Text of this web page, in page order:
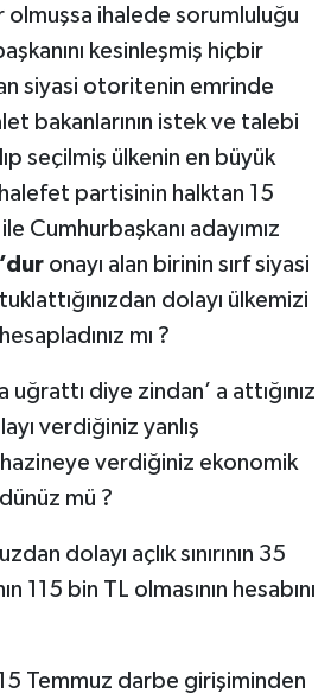
olmuşsa ihalede sorumluluğu
kesinleşmiş hiçbir
siyasi otoritenin emrinde
bakanlarının istek ve talebi
seçilmiş ülkenin en büyük
partisinin halktan 15
Cumhurbaşkanı adayımız
onayı alan birinin sırf siyasi
dolayı ülkemizi
mı ?
uğrattı diye zindan’ a attığınız
verdiğiniz yanlış
verdiğiniz ekonomik
mü ?
dolayı açlık sınırının 35
115 bin TL olmasının hesabını
Temmuz darbe girişiminden